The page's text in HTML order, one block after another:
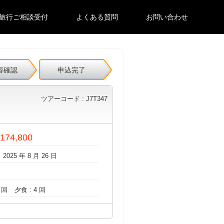
行ご相談受付 よくある質問 お問い合わせ
確認 申込完了
ツアーコード : J7T347
年 8 月 26 日
夕食 : 4 回